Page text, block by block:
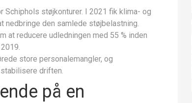
Schiphols støjkonturer. I 2021 fik klima- og
nedbringe den samlede støjbelastning.
at reducere udledningen med 55 % inden
store personalemangler, og
driften.
på en